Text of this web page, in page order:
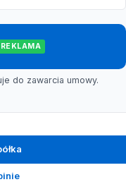
REKLAMA
do zawarcia umowy.